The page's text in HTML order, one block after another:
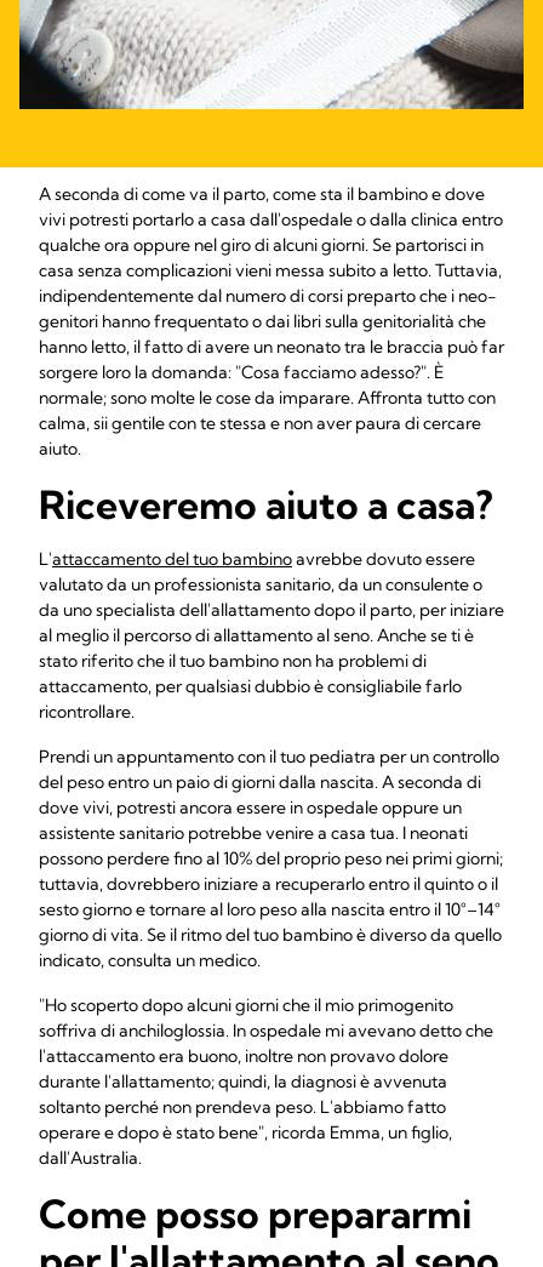
A seconda di come va il parto, come sta il bambino e dove
vivi potresti portarlo a casa dall'ospedale o dalla clinica entro
qualche ora oppure nel giro di alcuni giorni. Se partorisci in
casa senza complicazioni vieni messa subito a letto. Tuttavia,
indipendentemente dal numero di corsi preparto che i neo-
genitori hanno frequentato o dai libri sulla genitorialità che
hanno letto, il fatto di avere un neonato tra le braccia può far
sorgere loro la domanda: "Cosa facciamo adesso?". È
normale; sono molte le cose da imparare. Affronta tutto con
calma, sii gentile con te stessa e non aver paura di cercare
aiuto.
Riceveremo aiuto a casa?
L'attaccamento del tuo bambinoavrebbe dovuto essere
valutato da un professionista sanitario, da un consulente o
da uno specialista dell'allattamento dopo il parto, per iniziare
al meglio il percorso di allattamento al seno. Anche se ti è
stato riferito che il tuo bambino non ha problemi di
attaccamento, per qualsiasi dubbio è consigliabile farlo
ricontrollare.
Prendi un appuntamento con il tuo pediatra per un controllo
del peso entro un paio di giorni dalla nascita. A seconda di
dove vivi, potresti ancora essere in ospedale oppure un
assistente sanitario potrebbe venire a casa tua. I neonati
possono perdere fino al 10% del proprio peso nei primi giorni;
tuttavia, dovrebbero iniziare a recuperarlo entro il quinto o il
sesto giorno e tornare al loro peso alla nascita entro il 10°–14°
giorno di vita. Se il ritmo del tuo bambino è diverso da quello
indicato, consulta un medico.
"Ho scoperto dopo alcuni giorni che il mio primogenito
soffriva di anchiloglossia. In ospedale mi avevano detto che
l'attaccamento era buono, inoltre non provavo dolore
durante l'allattamento; quindi, la diagnosi è avvenuta
soltanto perché non prendeva peso. L'abbiamo fatto
operare e dopo è stato bene", ricorda Emma, un figlio,
dall'Australia.
Come posso prepararmi